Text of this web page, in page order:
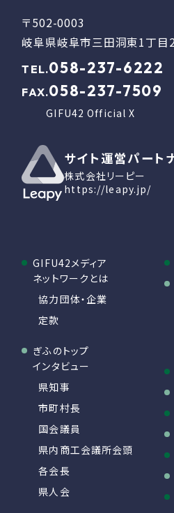
〒502-0003
岐阜県岐阜市三田洞東1丁目
TEL.058-237-6222
FAX.058-237-7509
GIFU42 Official X
サイト運営パート
株式会社リーピー
https://leapy.jp/
GIFU42メディア
ネットワークとは
協力団体・企業
定款
ぎふのトップ
インタビュー
県知事
市町村長
国会議員
県内商工会議所会頭
各会長
県人会